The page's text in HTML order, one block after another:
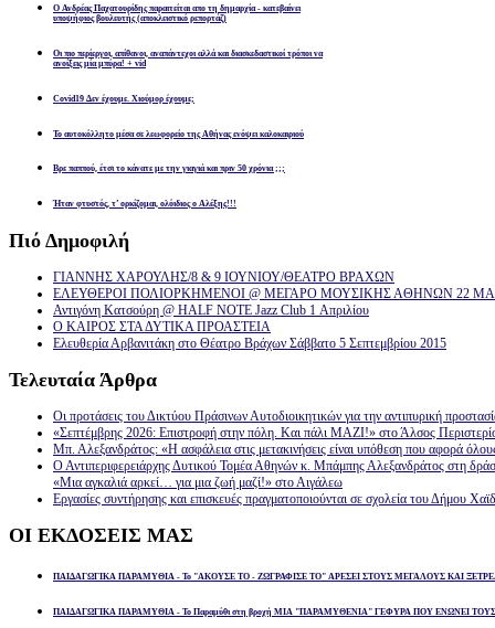
Ο Ανδρέας Παχατουρίδης παραιτείται απο τη δημαρχία - κατεβαίνει
υποψήφιος βουλευτής (αποκλειστικό ρεπορτάζ)
Οι πιο περίεργοι, απίθανοι, αναπάντεχοι αλλά και διασκεδαστικοί τρόποι να
ανοίξεις μία μπύρα! + vid
Covid19 Δεν έχουμε. Χιούμορ έχουμε;
Το αυτοκόλλητο μέσα σε λεωφορείο της Αθήνας ενόψει καλοκαιριού
Βρε παππού, έτσι το κάνατε με την γιαγιά και πριν 50 χρόνια ;;;
Ήταν φτυστός, τ’ ορκίζομαι, ολόιδιος ο Αλέξης!!!
Πιό Δημοφιλή
ΓΙΑΝΝΗΣ ΧΑΡΟΥΛΗΣ/8 & 9 ΙΟΥΝΙΟΥ/ΘΕΑΤΡΟ ΒΡΑΧΩΝ
ΕΛΕΥΘΕΡΟΙ ΠΟΛΙΟΡΚΗΜΕΝΟΙ @ ΜΕΓΑΡΟ ΜΟΥΣΙΚΗΣ ΑΘΗΝΩΝ 22
Αντιγόνη Κατσούρη @ HALF NOTE Jazz Club 1 Απριλίου
Ο ΚΑΙΡΟΣ ΣΤΑ ΔΥΤΙΚΑ ΠΡΟΑΣΤΕΙΑ
Ελευθερία Αρβανιτάκη στο Θέατρο Βράχων Σάββατο 5 Σεπτεμβρίου 2015
Τελευταία Άρθρα
Οι προτάσεις του Δικτύου Πράσινων Αυτοδιοικητικών για την αντιπυρική
«Σεπτέμβρης 2026: Επιστροφή στην πόλη. Και πάλι ΜΑΖΙ!» στο Άλσος
Μπ. Αλεξανδράτος: «Η ασφάλεια στις μετακινήσεις είναι υπόθεση που αφορά
Ο Αντιπεριφερειάρχης Δυτικού Τομέα Αθηνών κ. Μπάμπης Αλεξανδράτος στη
«Μια αγκαλιά αρκεί… για μια ζωή μαζί!» στο Αιγάλεω
Εργασίες συντήρησης και επισκευές πραγματοποιούνται σε σχολεία του Δήμου
ΟΙ ΕΚΔΟΣΕΙΣ ΜΑΣ
ΠΑΙΔΑΓΩΓΙΚΑ ΠΑΡΑΜΥΘΙΑ - Το "ΑΚΟΥΣΕ ΤΟ - ΖΩΓΡΑΦΙΣΕ ΤΟ" ΑΡΕΣΕΙ ΣΤΟΥΣ ΜΕΓΑΛΟΥΣ ΚΑΙ
ΠΑΙΔΑΓΩΓΙΚΑ ΠΑΡΑΜΥΘΙΑ - Το Παραμύθι στη βροχή ΜΙΑ "ΠΑΡΑΜΥΘΕΝΙΑ" ΓΕΦΥΡΑ ΠΟΥ ΕΝΩΝΕΙ